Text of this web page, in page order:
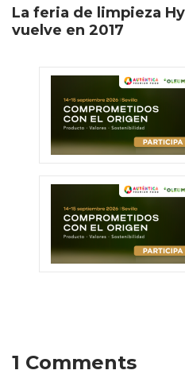
La feria de limpieza
vuelve en 2017
1 Comments